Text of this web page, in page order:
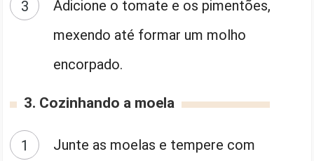
Adicione o tomate e os pimentões,
mexendo até formar um molho
encorpado.
3. Cozinhando a moela
Junte as moelas e tempere com